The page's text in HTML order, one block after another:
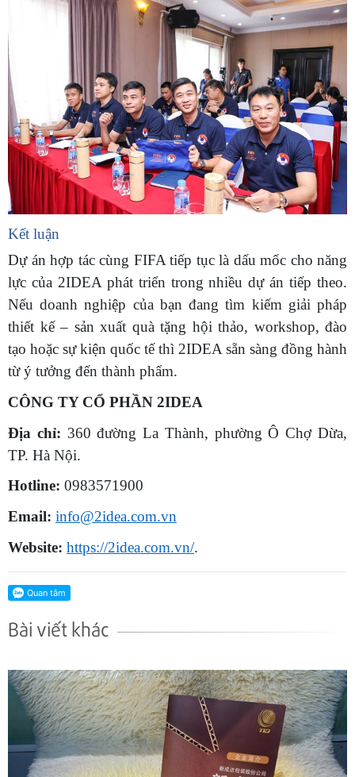
Kết luận
Dự án hợp tác cùng FIFA tiếp tục là dấu mốc cho năng
lực của 2IDEA phát triển trong nhiều dự án tiếp theo.
Nếu doanh nghiệp của bạn đang tìm kiếm giải pháp
thiết kế – sản xuất quà tặng hội thảo, workshop, đào
tạo hoặc sự kiện quốc tế thì 2IDEA sẵn sàng đồng hành
từ ý tưởng đến thành phẩm.
CÔNG TY CỔ PHẦN 2IDEA
Địa chỉ: 360 đường La Thành, phường Ô Chợ Dừa,
TP. Hà Nội.
Hotline: 0983571900
Email: info@2idea.com.vn
Website: https://2idea.com.vn/.
Bài viết khác